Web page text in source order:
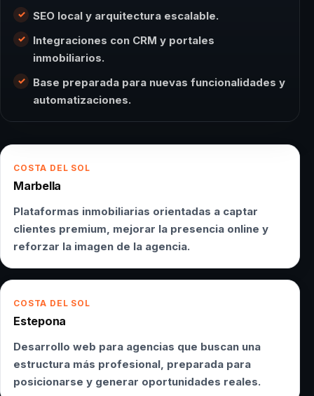
SEO local y arquitectura escalable.
Integraciones con CRM y portales
inmobiliarios.
Base preparada para nuevas funcionalidades y
automatizaciones.
COSTA DEL SOL
Marbella
Plataformas inmobiliarias orientadas a captar
clientes premium, mejorar la presencia online y
reforzar la imagen de la agencia.
COSTA DEL SOL
Estepona
Desarrollo web para agencias que buscan una
estructura más profesional, preparada para
posicionarse y generar oportunidades reales.